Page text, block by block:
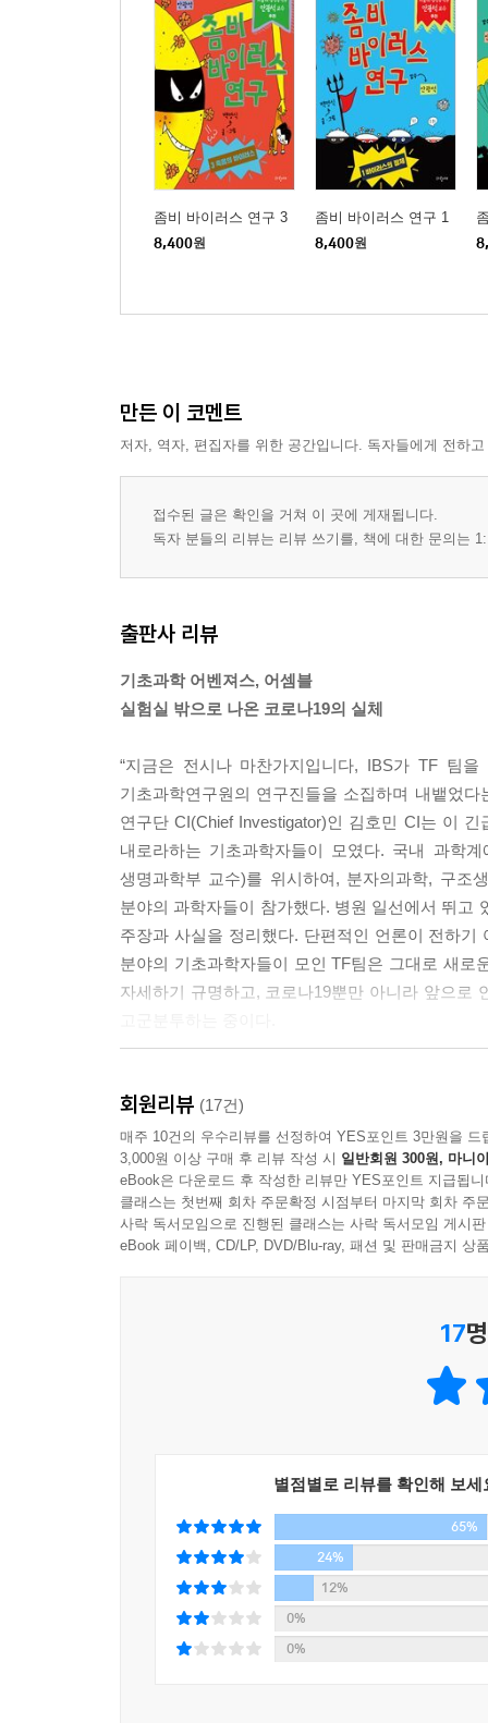
좀비 바이러스 연구 3
8,400원
좀비 바이러스 연구 1
8,400원
만든 이 코멘트
저자, 역자, 편집자를 위한 공간입니다. 독자들에게 전하
접수된 글은 확인을 거쳐 이 곳에 게재됩니다.
독자 분들의 리뷰는 리뷰 쓰기를, 책에 대한 문의는
출판사 리뷰
기초과학 어벤져스, 어셈블
실험실 밖으로 나온 코로나19의 실체
“지금은 전시나 마찬가지입니다, IBS가 TF 팀
기초과학연구원의 연구진들을 소집하며 내뱉었
연구단 CI(Chief Investigator)인 김호민 CI는 이
내로라하는 기초과학자들이 모였다. 국내 과학
생명과학부 교수)를 위시하여, 분자의과학, 구조
분야의 과학자들이 참가했다. 병원 일선에서 뛰고
주장과 사실을 정리했다. 단편적인 언론이 전하
분야의 기초과학자들이 모인 TF팀은 그대로 새
자세하기 규명하고, 코로나19뿐만 아니라 앞으로
물론이고, 연구에서 성과가 나오더라도 저널 등
(peer review)를 거쳐 검증을 받아야 하는 것은
아니다. 특히 심도 깊은 최신의 연구에 대해서
시간이 필요하다고 할 정도이다. 바이러스, 면역
그것을 언론인이나 저술가들이 풀어서 대중들에
‘기초과학 어벤져스’들이 허물었다. 거두절미하
노력도 기울이지 않고 이해할 정도로 쉬운 내용
이 책은 코로나19의 실체에 다가서고자 하는 사
뉴노멀을 이야기하려는 사람들을 위한 기초
2020년 4월, 기초과학연구 RNA 연구단 단장이
이목을 끌었다. 질병관리본부 국립보건원과의
지도를 완성하여 『셀(Cell)』에 게재한 것이다
비밀들을 풀 수 있는 지도를 손에 넣게 된 것이
정보를 제공한다. RNA 연구단만이 아니라 다
회원리뷰 (17건)
매주 10건의 우수리뷰를 선정하여 YES포인트 3만원을 드
3,000원 이상 구매 후 리뷰 작성 시 일반회원 300원, 마니
eBook은 다운로드 후 작성한 리뷰만 YES포인트 지급됩니
클래스는 첫번째 회차 주문확정 시점부터 마지막 회차 주
사락 독서모임으로 진행된 클래스는 사락 독서모임 게시
eBook 페이백, CD/LP, DVD/Blu-ray, 패션 및 판매금지 상
17
별점별로 리뷰를 확인해 보세
65%
24%
12%
0%
0%